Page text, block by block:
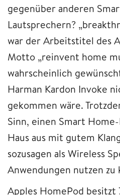
gegenüber anderen
Lautsprechern?
war der Arbeitstitel des
Motto „reinvent home
wahrscheinlich
Harman Kardon Invoke
gekommen wäre.
Sinn, einen Smart
Haus aus mit gutem
sozusagen als Wireless
Anwendungen nutzen zu
Apples HomePod